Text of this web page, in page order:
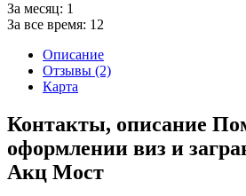
За месяц: 1
За все время: 12
Описание
Отзывы (2)
Карта
Контакты, описание
оформлении виз и
Акц Мост